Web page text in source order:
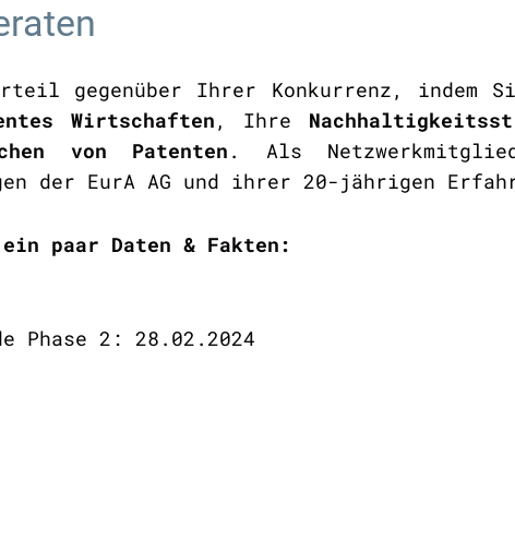
gegenüber Ihrer Konkurrenz, indem
Wirtschaften, Ihre
von Patenten . Als
der EurA AG und ihrer 20-jährigen
paar Daten & Fakten:
Phase 2: 28.02.2024